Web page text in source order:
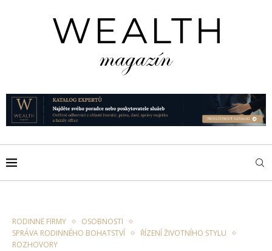
RODINNÉ FIRMY
OSOBNOSTI
SPRÁVA RODINNÉHO BOHATSTVÍ
ŘÍZENÍ ŽIVOTNÍHO STYLU
ROZHOVORY